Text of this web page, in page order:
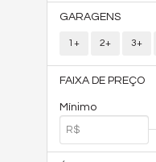
GARAGENS
1+ 2+ 3+
FAIXA DE PREÇO
Mínimo